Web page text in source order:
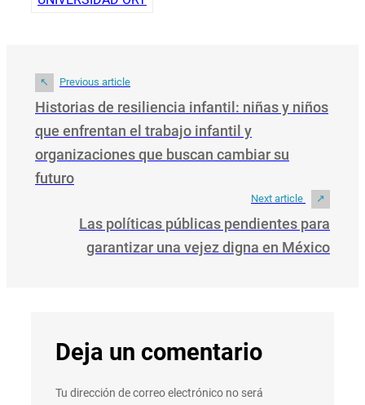
Previous article
Historias de resiliencia infantil: niñas y niños
que enfrentan el trabajo infantil y
organizaciones que buscan cambiar su
futuro
Next article
Las políticas públicas pendientes para
garantizar una vejez digna en México
Deja un comentario
Tu dirección de correo electrónico no será